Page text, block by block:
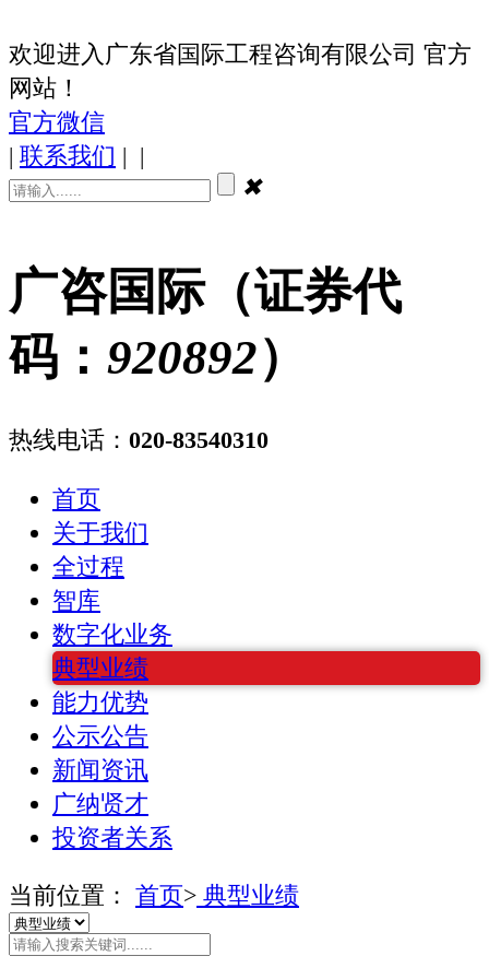
欢迎进入广东省国际工程咨询有限公司 官方
网站！
官方微信
| 联系我们 | |
✖
广咨国际（证券代
码： 920892）
热线电话： 020-83540310
首页
关于我们
全过程
智库
数字化业务
典型业绩
能力优势
公示公告
新闻资讯
广纳贤才
投资者关系
当前位置： 首页> 典型业绩